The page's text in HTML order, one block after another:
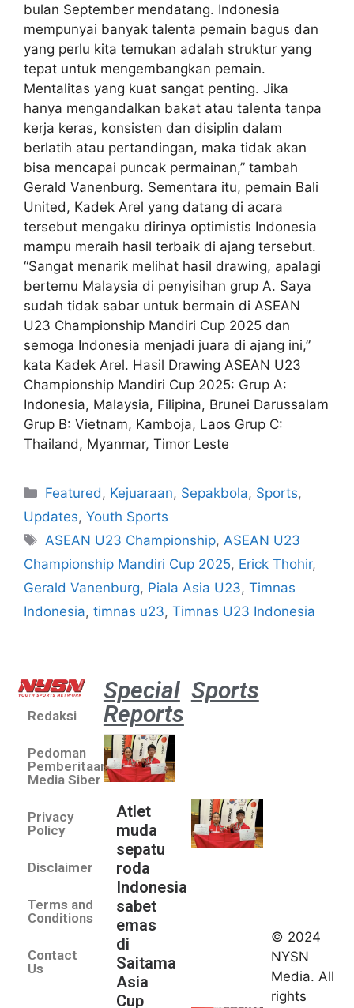
bulan September mendatang. Indonesia
mempunyai banyak talenta pemain bagus dan
yang perlu kita temukan adalah struktur yang
tepat untuk mengembangkan pemain.
Mentalitas yang kuat sangat penting. Jika
hanya mengandalkan bakat atau talenta tanpa
kerja keras, konsisten dan disiplin dalam
berlatih atau pertandingan, maka tidak akan
bisa mencapai puncak permainan,” tambah
Gerald Vanenburg. Sementara itu, pemain Bali
United, Kadek Arel yang datang di acara
tersebut mengaku dirinya optimistis Indonesia
mampu meraih hasil terbaik di ajang tersebut.
“Sangat menarik melihat hasil drawing, apalagi
bertemu Malaysia di penyisihan grup A. Saya
sudah tidak sabar untuk bermain di ASEAN
U23 Championship Mandiri Cup 2025 dan
semoga Indonesia menjadi juara di ajang ini,”
kata Kadek Arel. Hasil Drawing ASEAN U23
Championship Mandiri Cup 2025: Grup A:
Indonesia, Malaysia, Filipina, Brunei Darussalam
Grup B: Vietnam, Kamboja, Laos Grup C:
Thailand, Myanmar, Timor Leste
Featured, Kejuaraan, Sepakbola, Sports,
Updates, Youth Sports
ASEAN U23 Championship,ASEAN U23
Championship Mandiri Cup 2025, Erick Thohir,
Gerald Vanenburg, Piala Asia U23, Timnas
Indonesia, timnas u23, Timnas U23 Indonesia
Redaksi
Pedoman
Pemberitaan
Media Siber
Privacy
Policy
Disclaimer
Terms and
Conditions
Contact
Us
Special
Reports
Atlet
muda
sepatu
roda
Indonesia
sabet
emas
di
Saitama
Asia
Cup
Sports
2026
Indonesia
kirim tiga
lifter
© 2024
NYSN
Media. All
rights